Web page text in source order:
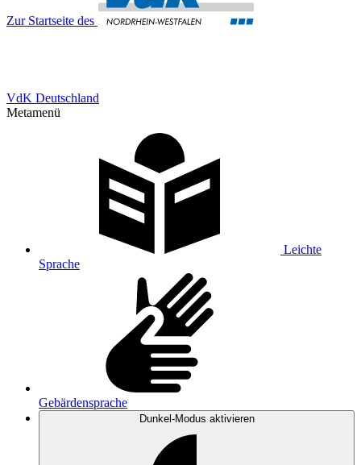
Zur Startseite des
VdK Deutschland
Metamenü
Leichte
Sprache
Gebärdensprache
Dunkel-Modus aktivieren